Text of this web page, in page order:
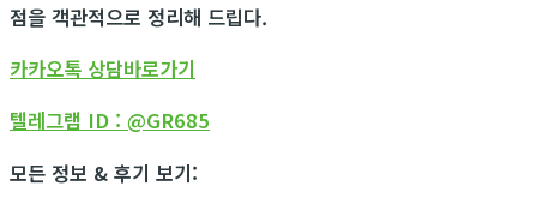
점을 객관적으로 정리해 드립다.
카카오톡 상담바로가기
텔레그램 ID : @GR685
모든 정보 & 후기 보기: